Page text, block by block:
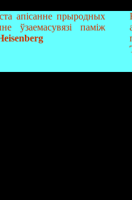
апісанне прыродных
ўзаемасувязі паміж